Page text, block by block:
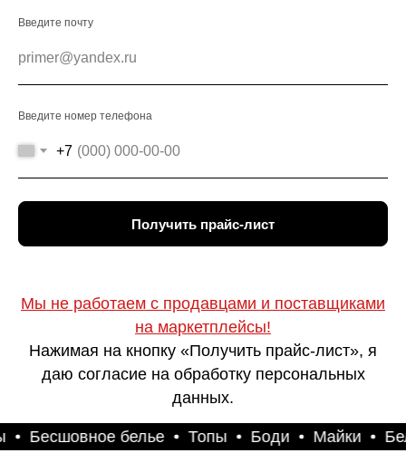
Введите почту
Введите номер телефона
+7
Получить прайс-лист
Мы не работаем с продавцами и поставщиками
на маркетплейсы!
Нажимая на кнопку «Получить прайс-лист», я
даю согласие на обработку персональных
данных.
Топы Боди Майки Белье для беременных